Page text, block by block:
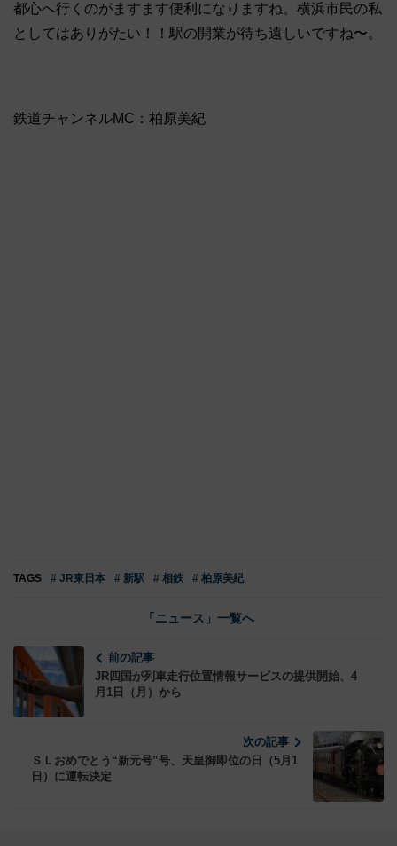
都心へ行くのがますます便利になりますね。横浜市民の私
としてはありがたい！！駅の開業が待ち遠しいですね〜。
鉄道チャンネルMC：柏原美紀
TAGS # JR東日本 # 新駅 # 相鉄 # 柏原美紀
「ニュース」一覧へ
前の記事
JR四国が列車走行位置情報サービスの提供開始、4
月1日（月）から
次の記事
ＳＬおめでとう“新元号”号、天皇御即位の日（5月1
日）に運転決定